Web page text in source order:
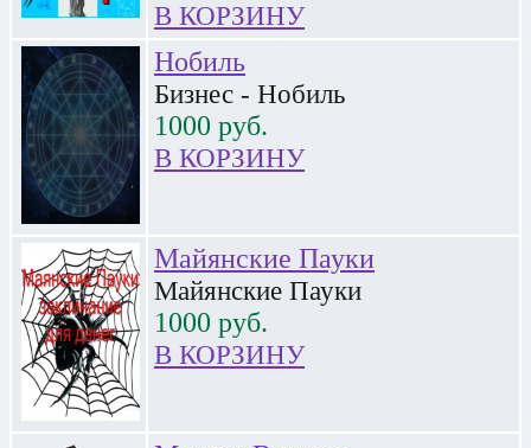
В КОРЗИНУ
Нобиль
Бизнес - Нобиль
1000 руб.
В КОРЗИНУ
Майянские Пауки
Майянские Пауки
1000 руб.
В КОРЗИНУ